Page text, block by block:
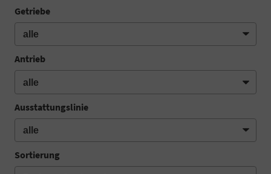
Getriebe
Antrieb
Ausstattungslinie
Sortierung